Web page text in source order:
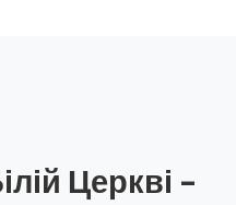
Церкві -